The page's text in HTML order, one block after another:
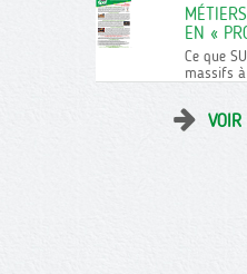
EN «
Ce que
massifs
VOIR